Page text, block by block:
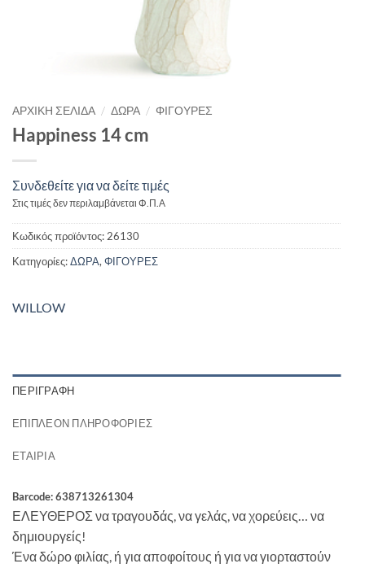
ΑΡΧΙΚΉ ΣΕΛΊΔΑ / ΔΩΡΑ / ΦΙΓΟΥΡΕΣ
Happiness 14 cm
Συνδεθείτε για να δείτε τιμές
Στις τιμές δεν περιλαμβάνεται Φ.Π.Α
Κωδικός προϊόντος:26130
Κατηγορίες:ΔΩΡΑ,ΦΙΓΟΥΡΕΣ
WILLOW
ΠΕΡΙΓΡΑΦΉ
ΕΠΙΠΛΈΟΝ ΠΛΗΡΟΦΟΡΊΕΣ
ΕΤΑΙΡΊΑ
Barcode: 638713261304
ΕΛΕΥΘΕΡΟΣ να τραγουδάς, να γελάς, να χορεύεις… να
δημιουργείς!
Ένα δώρο φιλίας, ή για αποφοίτους ή για να γιορταστούν